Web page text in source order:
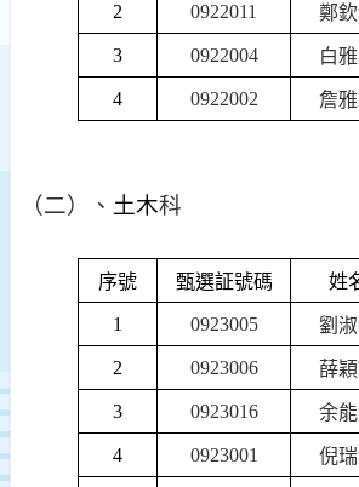
2 0922011 鄭
3 0922004 白
4 0922002 詹
（二）、 土木科
序號 甄選証號碼 姓
1 0923005 劉
2 0923006 薛
3 0923016 余
4 0923001 倪